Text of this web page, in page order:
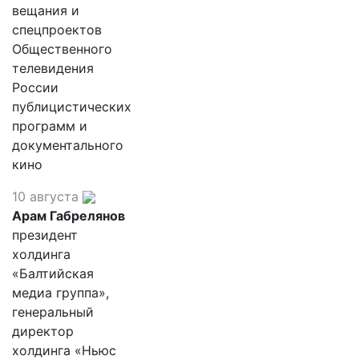
вещания и
спецпроектов
Общественного
телевидения
России
публицистических
программ и
документального
кино
10 августа
Арам Габрелянов
президент
холдинга
«Балтийская
медиа группа»,
генеральный
директор
холдинга «Ньюс